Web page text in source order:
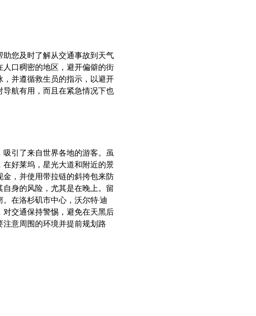
您及时了解从交通事故到天气
口稠密的地区，避开偏僻的街
并遵循救生员的指示，以避开
航有用，而且在紧急情况下也
引了来自世界各地的游客。虽
好莱坞，星光大道和附近的景
，并使用带拉链的斜挎包来防
身的风险，尤其是在晚上。留
在洛杉矶市中心，沃尔特·迪
交通保持警惕，避免在天黑后
意周围的环境并提前规划路